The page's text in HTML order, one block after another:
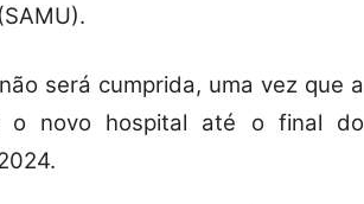
será cumprida, uma vez que a
o novo hospital até o final do